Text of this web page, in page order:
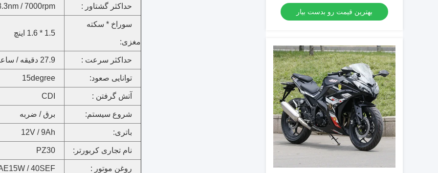
بهترین قیمت رو بدست بیار
حداکثر گشتاور : / 7000rpm
سوراخ * سکته
مغزی:
1.5 * 1.6 اینچ
حداکثر سرعت : 27.9 دقیقه / ساعت
توانایی صعود: 15degree
آتش گرفتن : CDI
شروع سیستم: برق / ضربه
باتری: 12V / 9Ah
نام تجاری کربورتر: PZ30
روغن موتور : / 40SEF